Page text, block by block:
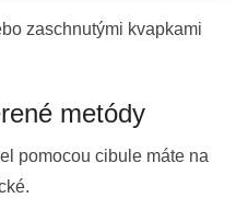
zaschnutými kvapkami
metódy
pomocou cibule máte na